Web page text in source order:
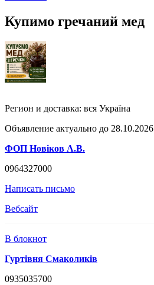
Купимо гречаний мед
Регион и доставка: вся Україна
Объявление актуально до 28.10.2026
ФОП Новіков А.В.
0964327000
Написать письмо
Вебсайт
В блокнот
Гуртівня Смаколиків
0935035700